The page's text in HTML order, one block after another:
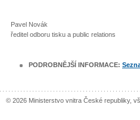
Pavel Novák
ředitel odboru tisku a public relations
PODROBNĚJŠÍ INFORMACE:
© 2026 Ministerstvo vnitra České republiky,